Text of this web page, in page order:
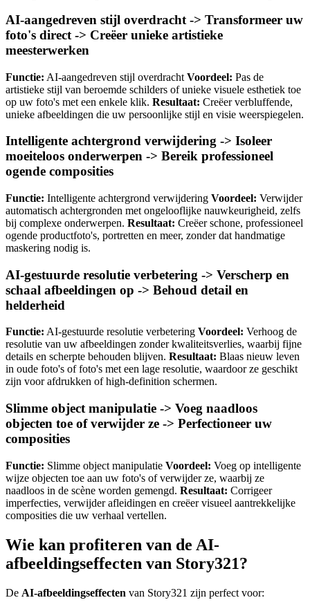
AI-aangedreven stijl overdracht -> Transformeer uw
foto's direct -> Creëer unieke artistieke
meesterwerken
Functie: AI-aangedreven stijl overdracht Voordeel: Pas de
artistieke stijl van beroemde schilders of unieke visuele esthetiek toe
op uw foto's met een enkele klik. Resultaat: Creëer verbluffende,
unieke afbeeldingen die uw persoonlijke stijl en visie weerspiegelen.
Intelligente achtergrond verwijdering -> Isoleer
moeiteloos onderwerpen -> Bereik professioneel
ogende composities
Functie: Intelligente achtergrond verwijdering Voordeel: Verwijder
automatisch achtergronden met ongelooflijke nauwkeurigheid, zelfs
bij complexe onderwerpen. Resultaat: Creëer schone, professioneel
ogende productfoto's, portretten en meer, zonder dat handmatige
maskering nodig is.
AI-gestuurde resolutie verbetering -> Verscherp en
schaal afbeeldingen op -> Behoud detail en
helderheid
Functie: AI-gestuurde resolutie verbetering Voordeel: Verhoog de
resolutie van uw afbeeldingen zonder kwaliteitsverlies, waarbij fijne
details en scherpte behouden blijven. Resultaat: Blaas nieuw leven
in oude foto's of foto's met een lage resolutie, waardoor ze geschikt
zijn voor afdrukken of high-definition schermen.
Slimme object manipulatie -> Voeg naadloos
objecten toe of verwijder ze -> Perfectioneer uw
composities
Functie: Slimme object manipulatie Voordeel: Voeg op intelligente
wijze objecten toe aan uw foto's of verwijder ze, waarbij ze
naadloos in de scène worden gemengd. Resultaat: Corrigeer
imperfecties, verwijder afleidingen en creëer visueel aantrekkelijke
composities die uw verhaal vertellen.
Wie kan profiteren van de AI-
afbeeldingseffecten van Story321?
De AI-afbeeldingseffecten van Story321 zijn perfect voor: